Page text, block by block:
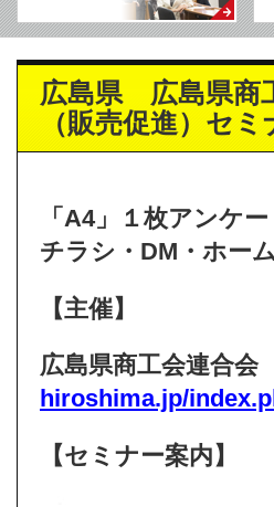
広島県 広島県商
（販売促進）セ
「A4」１枚アンケ
チラシ・DM・ホー
【主催】
広島県商工会連合会
hiroshima.jp/
【セミナー案内】